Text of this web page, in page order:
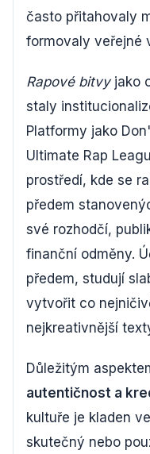
často přitahovaly
formovaly veřejné
Rapové bitvyjako
staly
Platformy jako
Ultimate Rap
prostředí, kde se
předem
své rozhodčí,
finanční odměny.
předem, studují
vytvořit co
nejkreativnější
Důležitým
autentičnost a
kultuře je kladen
skutečný nebo